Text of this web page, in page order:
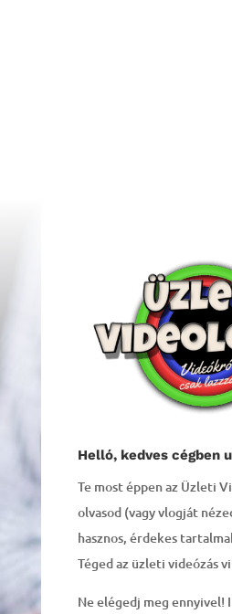
Helló, kedves cégben
Te most éppen az Üzleti
olvasod (vagy vlogját
hasznos, érdekes
Téged az üzleti videózás
Ne elégedj meg ennyivel!